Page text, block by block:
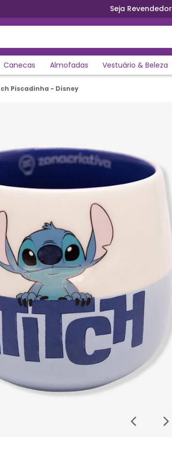
Ganhe 5% de desconto no PIXSeja Revendedor
Canecas Almofadas Vestuário & Beleza
Piscadinha - Disney